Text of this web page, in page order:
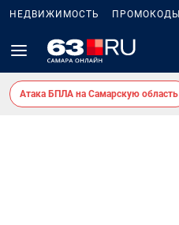
НЕДВИЖИМОСТЬ ПРОМОКОДЫ
Атака БПЛА на Самарскую область